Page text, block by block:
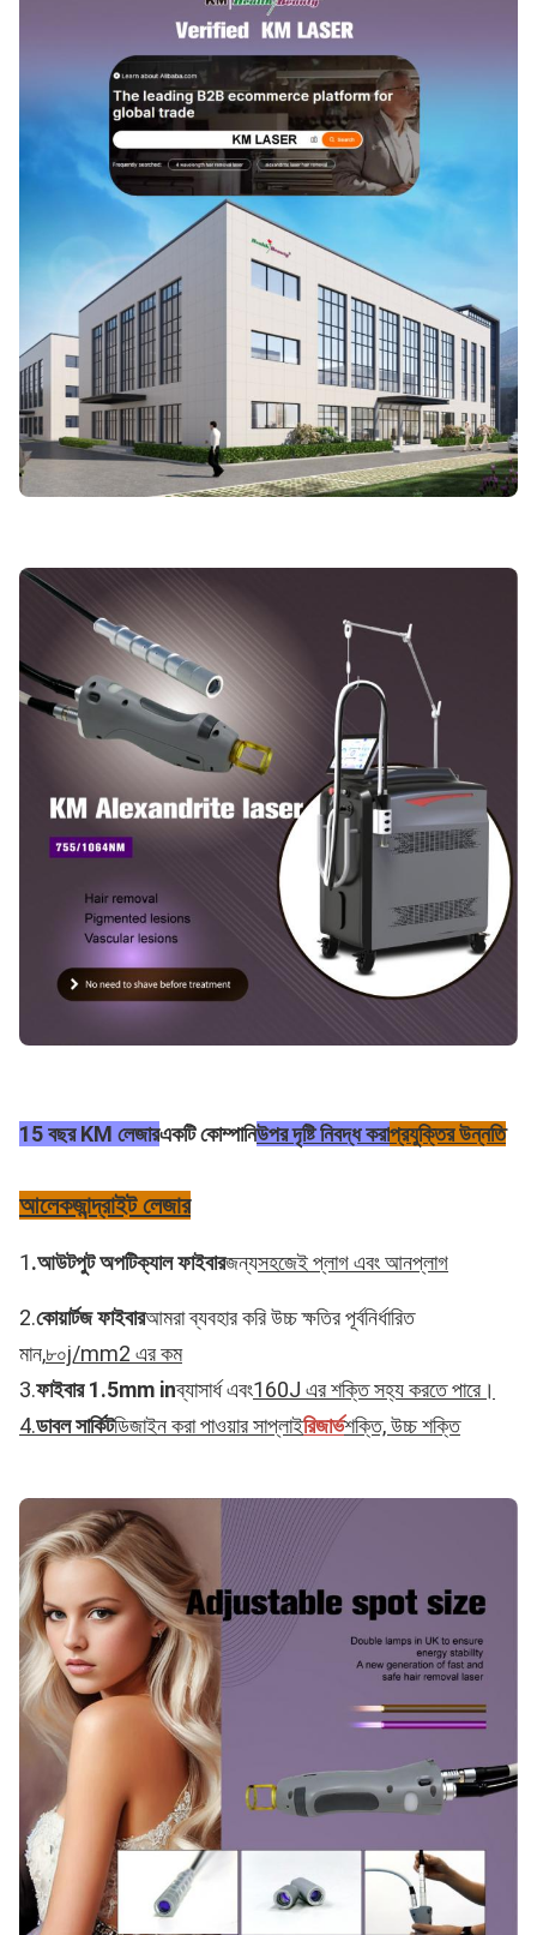
AC 220V/ 110V 10A 50/ 60Hz
Aluminous Case:
After-Sales Service Provided:
বিনামূল্যে খুচরা যন্ত্রাংশ, অনলাইন সমর্থন, ভিডিও প্রযুক্তিগত সহায়তা, ক্ষেত্র
ইনস্টলেশন, কমিশনিং এবং
Warranty:
২ বছর
Name:
ব্যথাহীন চুল অপসারণ লেজার আলেকজান্ড্রাইট 755nm 1064nm
Spot Size:
10,12,14,16,18,20 মিমি
হ্যাঁ।
Customized Service:
Name:
আলেকজান্দ্রাইট লেজার মেশিন
15 বছর KM লেজারএকটি কোম্পানিউপর দৃষ্টি নিবদ্ধ করাপ্রযুক্তির উন্নতি
আলেকজান্দ্রাইট লেজার
1.আউটপুট অপটিক্যাল ফাইবারজন্যসহজেই প্লাগ এবং আনপ্লাগ
2.কোয়ার্টজ ফাইবারআমরা ব্যবহার করি উচ্চ ক্ষতির পূর্বনির্ধারিত
মান,৮০j/mm2 এর কম
3.ফাইবার 1.5mm inব্যাসার্ধ এবং160J এর শক্তি সহ্য করতে পারে।
4.ডাবল সার্কিটডিজাইন করা পাওয়ার সাপ্লাইরিজার্ভশক্তি, উচ্চ শক্তি